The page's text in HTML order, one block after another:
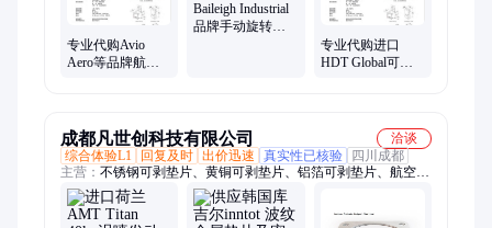
专业代购Avio
Aero等品牌航空
Baileigh Industrial
品牌手动旋转折
专业代购进口
HDT Global可部
成都凡世创科技有限公司
洽谈
综合体验L1
回复及时 出价迅速 真实性已核验
四川成都
主营： 不锈钢可剥垫片、黄铜可剥垫片、铝箔可剥垫片、航空发
动机、涡喷发动机